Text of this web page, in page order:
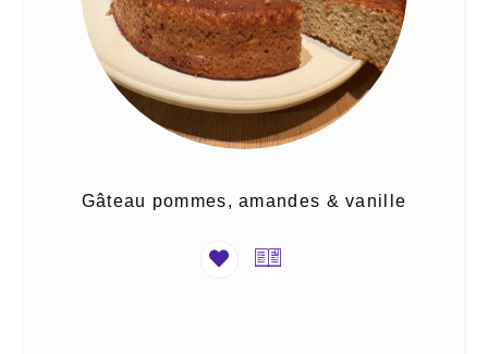
Gâteau pommes, amandes & vanille